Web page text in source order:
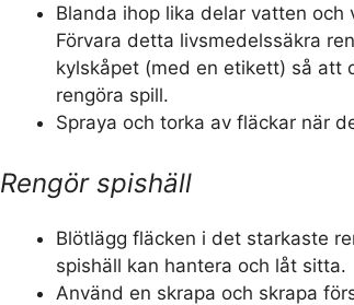
Blanda ihop lika delar vatten och
Förvara detta livsmedelssäkra
kylskåpet (med en etikett) så att
rengöra spill.
Spraya och torka av fläckar när
Rengör spishäll
Blötlägg fläcken i det starkaste
spishäll kan hantera och låt sitta.
Använd en skrapa och skrapa